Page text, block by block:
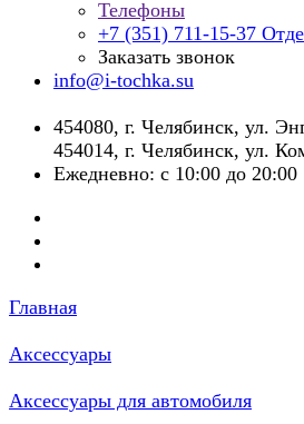
Телефоны
+7 (351) 711-15-37
Заказать звонок
info@i-tochka.su
​454080, г. Челябинск, ул.
454014, г. Челябинск, ул.
Ежедневно: с 10:00 до 20:00
Главная
Аксессуары
Аксессуары для автомобиля